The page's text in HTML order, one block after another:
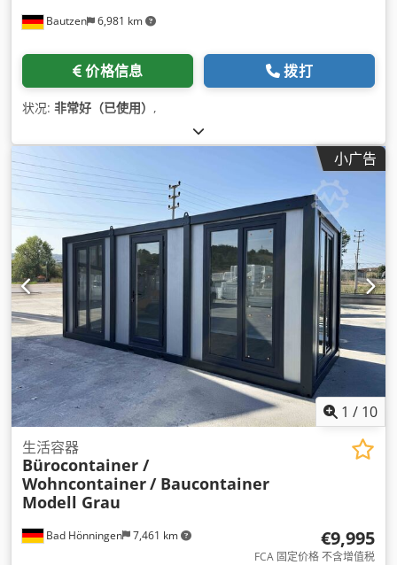
Bautzen 6,981 km
价格信息 拨打
状况: 非常好（已使用） ,
小广告
1 / 10
Bad Hönningen 7,461 km
生活容器
Bürocontainer /
Wohncontainer/ Baucontainer
Modell Grau
€9,995
FCA 固定价格 不含增值税